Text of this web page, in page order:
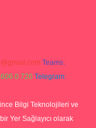
Teams:
0 726 Telegram:
Bilgi Teknolojileri ve
Yer Sağlayıcı olarak